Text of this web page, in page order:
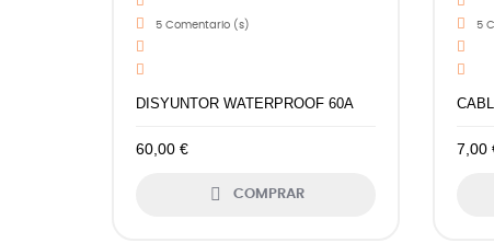
5 Comentario (s)
DISYUNTOR WATERPROOF 60A
60,00 €
 COMPRAR
5
7,00